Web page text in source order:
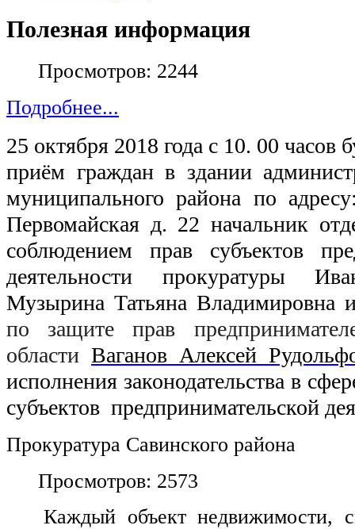
Полезная информация
Просмотров: 2244
Подробнее...
25 октября 2018 года с 10. 00 часов
приём граждан в здании
муниципального района по
Первомайская д. 22 начальник
соблюдением прав субъектов
деятельности прокуратуры
Музырина Татьяна Владимировна
по защите прав
области Ваганов Алексей
исполнения законодательства в
субъектов  предпринимательской
Прокуратура Савинского района
Просмотров: 2573
Каждый объект недвижимости,